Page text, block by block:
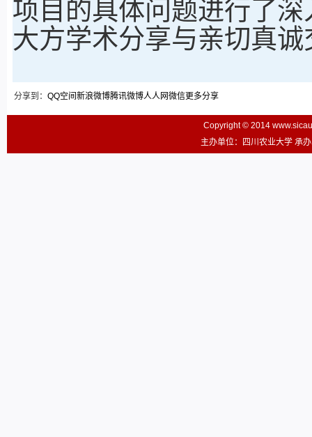
项目的具体问题进行了
大方学术分享与亲切真
分享到： QQ空间 新浪微博腾讯微博人人网微信更多分享
Copyright © 2014
主办单位：四川农业大学 承